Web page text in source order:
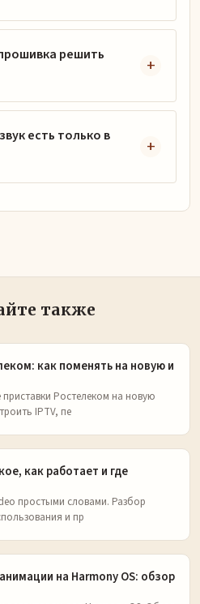
решить
есть только в
также
как поменять на новую и
Ростелеком на новую
IPTV, пе
как работает и где
простыми словами. Разбор
и пр
на Harmony OS: обзор